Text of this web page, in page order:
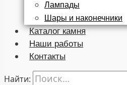
Лампады
Шары и наконечники
Каталог камня
Наши работы
Контакты
Найти: